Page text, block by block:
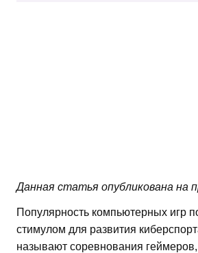
Данная статья опубликована на
Популярность компьютерных игр
стимулом для развития
называют соревнования